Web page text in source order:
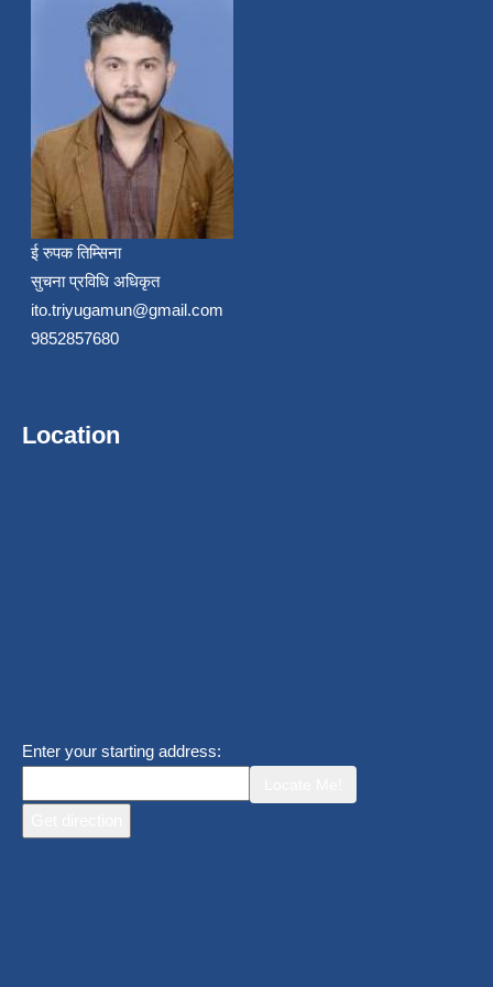
ई रुपक तिम्सिना
सुचना प्रविधि अधिकृत
ito.triyugamun@gmail.com
9852857680
Location
Enter your starting address: